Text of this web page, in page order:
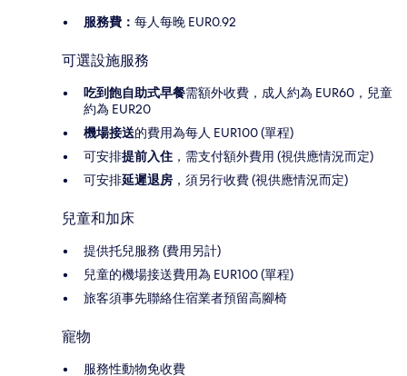
服務費： 每人每晚 EUR0.92
可選設施服務
吃到飽自助式早餐需額外收費，成人約為 EUR60，兒童
約為 EUR20
機場接送的費用為每人 EUR100 (單程)
可安排提前入住 ，需支付額外費用 (視供應情況而定)
可安排延遲退房 ，須另行收費 (視供應情況而定)
兒童和加床
提供托兒服務 (費用另計)
兒童的機場接送費用為 EUR100 (單程)
旅客須事先聯絡住宿業者預留高腳椅
寵物
服務性動物免收費